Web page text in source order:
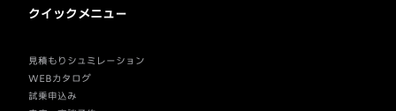
クイックメニュー
見積もりシュミレーション
WEBカタログ
試乗申込み